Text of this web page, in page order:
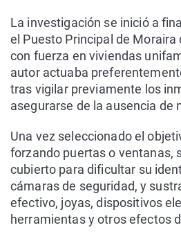
La investigación se inició a
el Puesto Principal de
con fuerza en viviendas
autor actuaba
tras vigilar previamente los
asegurarse de la ausencia de
Una vez seleccionado el
forzando puertas o ventanas,
cubierto para dificultar su
cámaras de seguridad, y
efectivo, joyas, dispositivos
herramientas y otros efectos